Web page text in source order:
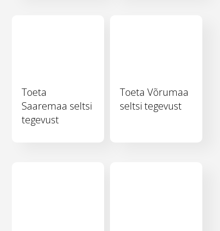
Toeta
Saaremaa seltsi
tegevust
Toeta Võrumaa
seltsi tegevust